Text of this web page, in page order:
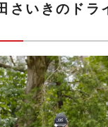
いきのドラ